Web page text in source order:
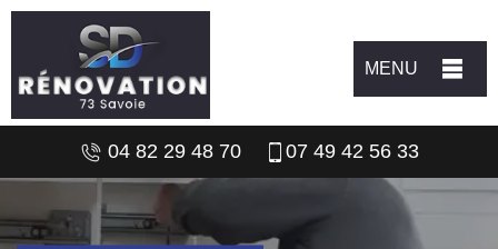
MENU
04 82 29 48 70 07 49 42 56 33